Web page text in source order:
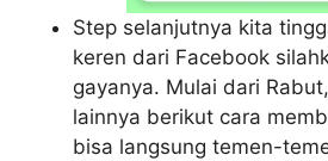
Step selanjutnya kita
keren dari Facebook
gayanya. Mulai dari
lainnya berikut cara
bisa langsung temen-